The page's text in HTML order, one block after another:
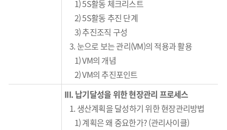
1) 5S활동 체크리스트
2) 5S활동 추진 단계
3) 추진조직 구성
3. 눈으로 보는 관리(VM)의 적용과 활용
1) VM의 개념
2) VM의 추진포인트
III. 납기달성을 위한 현장관리 프로세스
1. 생산계획을 달성하기 위한 현장관리방법
1) 계획은 왜 중요한가? (관리사이클)